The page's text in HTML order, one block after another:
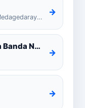
by Asanga Priyamantha Peiris & Yasas Medagedarayugathra
→
Kopara Pipigngna (Ahata Wadina Banda Nalawana)
→
→